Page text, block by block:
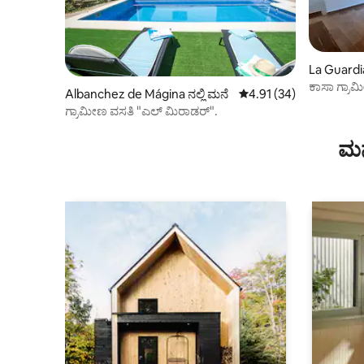
Albanchez de Mágina ನಲ್ಲಿ ಮನೆ 5 ರಲ್ಲಿ 4.91 ಸರಾಸರಿ
4.91 (34)
ಗ್ರಾಮೀಣ ವಸತಿ "ಎಲ್ ಮಿರಾಡರ್".
La
ಕಾಸಾ